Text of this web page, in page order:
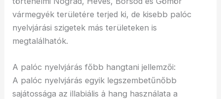
vármegyék területére terjed ki, de kisebb palóc
nyelvjárási szigetek más területeken is
megtalálhatók.
A palóc nyelvjárás főbb hangtani jellemzői:
A palóc nyelvjárás egyik legszembetűnőbb
sajátossága az illabiális ȧ hang használata a